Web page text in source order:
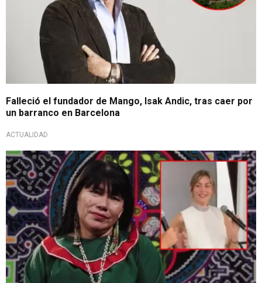
Falleció el fundador de Mango, Isak Andic, tras caer por
un barranco en Barcelona
ACTUALIDAD
¿Apropiación cultural del arte Kené?